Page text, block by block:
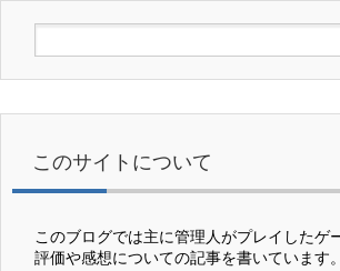
このサイトについて
このブログでは主に管理人がプレイしたゲ
評価や感想についての記事を書いています。